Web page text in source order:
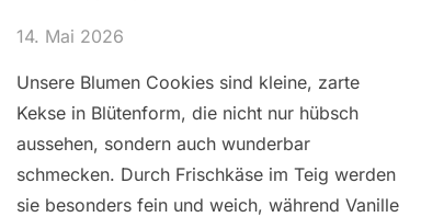
14. Mai 2026
Unsere Blumen Cookies sind kleine, zarte
Kekse in Blütenform, die nicht nur hübsch
aussehen, sondern auch wunderbar
schmecken. Durch Frischkäse im Teig werden
sie besonders fein und weich, während Vanille